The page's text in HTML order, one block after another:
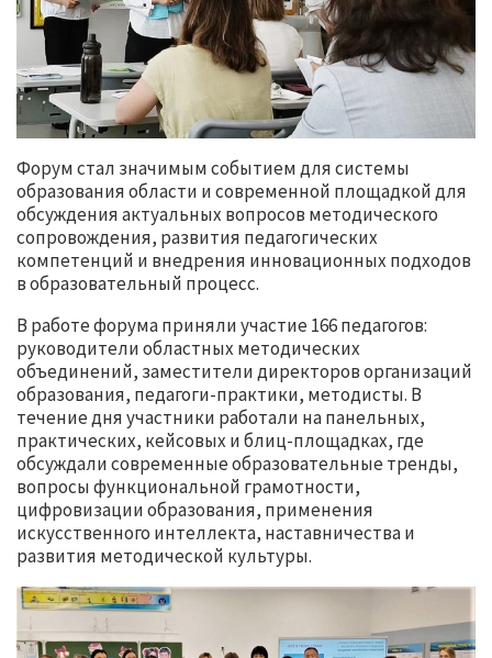
Форум стал значимым событием для системы
образования области и современной площадкой для
обсуждения актуальных вопросов методического
сопровождения, развития педагогических
компетенций и внедрения инновационных подходов
в образовательный процесс.
В работе форума приняли участие 166 педагогов:
руководители областных методических
объединений, заместители директоров организаций
образования, педагоги-практики, методисты. В
течение дня участники работали на панельных,
практических, кейсовых и блиц-площадках, где
обсуждали современные образовательные тренды,
вопросы функциональной грамотности,
цифровизации образования, применения
искусственного интеллекта, наставничества и
развития методической культуры.